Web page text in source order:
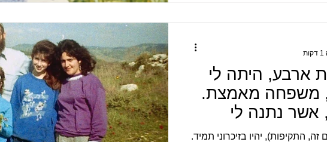
ארבע, היתה לי
משפחה מאמצת.
נתנה לי
התקיפות), יהיו בזיכרוני תמיד.